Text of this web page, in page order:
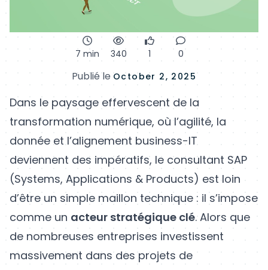
7 min 340 1 0
Publié le October 2, 2025
Dans le paysage effervescent de la
transformation numérique, où l’agilité, la
donnée et l’alignement business-IT
deviennent des impératifs, le consultant SAP
(Systems, Applications & Products) est loin
d’être un simple maillon technique : il s’impose
comme un acteur stratégique clé. Alors que
de nombreuses entreprises investissent
massivement dans des projets de